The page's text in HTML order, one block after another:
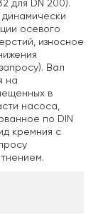
для DN 200).
динамически
осевого
износное
Вал
на
в
насоса,
по DIN
кремния с